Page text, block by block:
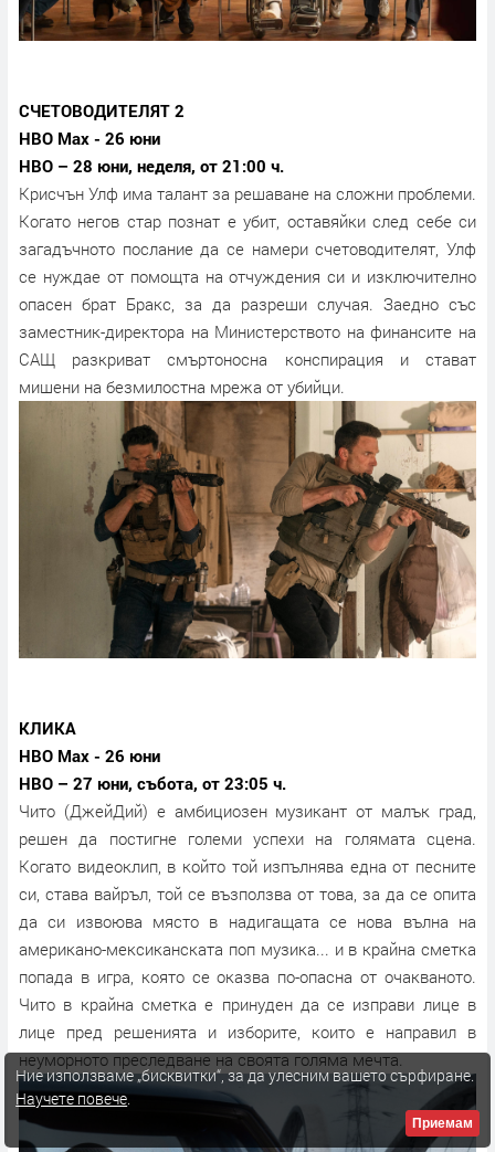
СЧЕТОВОДИТЕЛЯТ 2
HBO Max - 26 юни
HBO – 28 юни, неделя, от 21:00 ч.
Крисчън Улф има талант за решаване на сложни проблеми.
Когато негов стар познат е убит, оставяйки след себе си
загадъчното послание да се намери счетоводителят, Улф
се нуждае от помощта на отчуждения си и изключително
опасен брат Бракс, за да разреши случая. Заедно със
заместник-директора на Министерството на финансите на
САЩ разкриват смъртоносна конспирация и стават
мишени на безмилостна мрежа от убийци.
КЛИКА
HBO Max - 26 юни
HBO – 27 юни, събота, от 23:05 ч.
Чито (ДжейДий) е амбициозен музикант от малък град,
решен да постигне големи успехи на голямата сцена.
Когато видеоклип, в който той изпълнява една от песните
си, става вайръл, той се възползва от това, за да се опита
да си извоюва място в надигащата се нова вълна на
американо-мексиканската поп музика... и в крайна сметка
попада в игра, която се оказва по-опасна от очакваното.
Чито в крайна сметка е принуден да се изправи лице в
лице пред решенията и изборите, които е направил в
неуморното преследване на своята голяма мечта.
Ние използваме „бисквитки“, за да улесним вашето сърфиране.
Научете повече.
Приемам